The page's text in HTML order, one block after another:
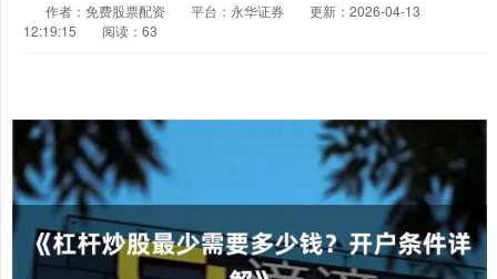
作者：免费股票配资 平台：永华证券
更新：2026-04-13
12:19:15
阅读：63